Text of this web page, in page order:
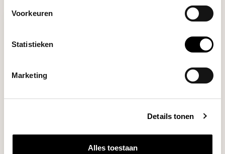
Voorkeuren
Statistieken
Marketing
Details tonen
Alles toestaan